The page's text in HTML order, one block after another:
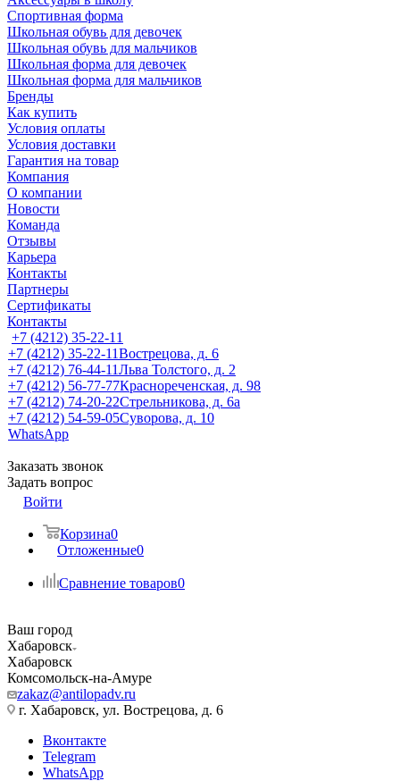
Спортивная форма
Школьная обувь для девочек
Школьная обувь для мальчиков
Школьная форма для девочек
Школьная форма для мальчиков
Бренды
Как купить
Условия оплаты
Условия доставки
Гарантия на товар
Компания
О компании
Новости
Команда
Отзывы
Карьера
Контакты
Партнеры
Сертификаты
Контакты
+7 (4212) 35-22-11
+7 (4212) 35-22-11Вострецова, д. 6
+7 (4212) 76-44-11Льва Толстого, д. 2
+7 (4212) 56-77-77Краснореченская, д. 98
+7 (4212) 74-20-22Стрельникова, д. 6а
+7 (4212) 54-59-05Суворова, д. 10
WhatsApp
Заказать звонок
Задать вопрос
Войти
Корзина0
Отложенные0
Сравнение товаров0
Ваш город
Хабаровск
Хабаровск
Комсомольск-на-Амуре
zakaz@antilopadv.ru
г. Хабаровск, ул. Вострецова, д. 6
Вконтакте
Telegram
WhatsApp